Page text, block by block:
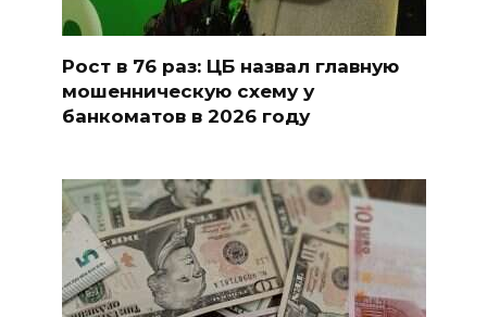
Рост в 76 раз: ЦБ назвал главную
мошенническую схему у
банкоматов в 2026 году